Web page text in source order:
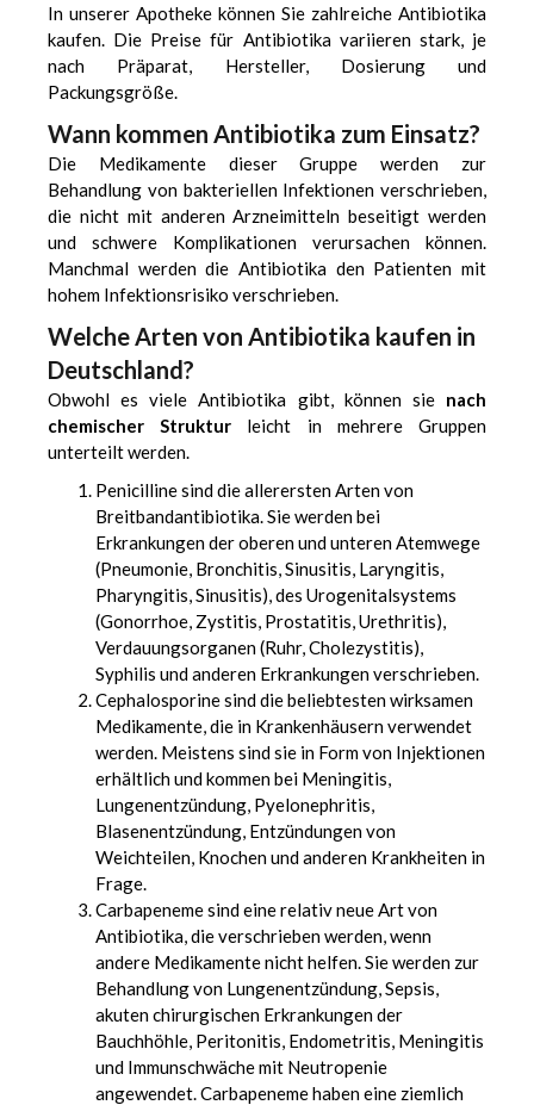
In unserer Apotheke können Sie zahlreiche Antibiotika
kaufen. Die Preise für Antibiotika variieren stark, je
nach Präparat, Hersteller, Dosierung und
Packungsgröße.
Wann kommen Antibiotika zum Einsatz?
Die Medikamente dieser Gruppe werden zur
Behandlung von bakteriellen Infektionen verschrieben,
die nicht mit anderen Arzneimitteln beseitigt werden
und schwere Komplikationen verursachen können.
Manchmal werden die Antibiotika den Patienten mit
hohem Infektionsrisiko verschrieben.
Welche Arten von Antibiotika kaufen in
Deutschland?
Obwohl es viele Antibiotika gibt, können sie nach
chemischer Struktur leicht in mehrere Gruppen
unterteilt werden.
Penicilline sind die allerersten Arten von
Breitbandantibiotika. Sie werden bei
Erkrankungen der oberen und unteren Atemwege
(Pneumonie, Bronchitis, Sinusitis, Laryngitis,
Pharyngitis, Sinusitis), des Urogenitalsystems
(Gonorrhoe, Zystitis, Prostatitis, Urethritis),
Verdauungsorganen (Ruhr, Cholezystitis),
Syphilis und anderen Erkrankungen verschrieben.
Cephalosporine sind die beliebtesten wirksamen
Medikamente, die in Krankenhäusern verwendet
werden. Meistens sind sie in Form von Injektionen
erhältlich und kommen bei Meningitis,
Lungenentzündung, Pyelonephritis,
Blasenentzündung, Entzündungen von
Weichteilen, Knochen und anderen Krankheiten in
Frage.
Carbapeneme sind eine relativ neue Art von
Antibiotika, die verschrieben werden, wenn
andere Medikamente nicht helfen. Sie werden zur
Behandlung von Lungenentzündung, Sepsis,
akuten chirurgischen Erkrankungen der
Bauchhöhle, Peritonitis, Endometritis, Meningitis
und Immunschwäche mit Neutropenie
angewendet. Carbapeneme haben eine ziemlich